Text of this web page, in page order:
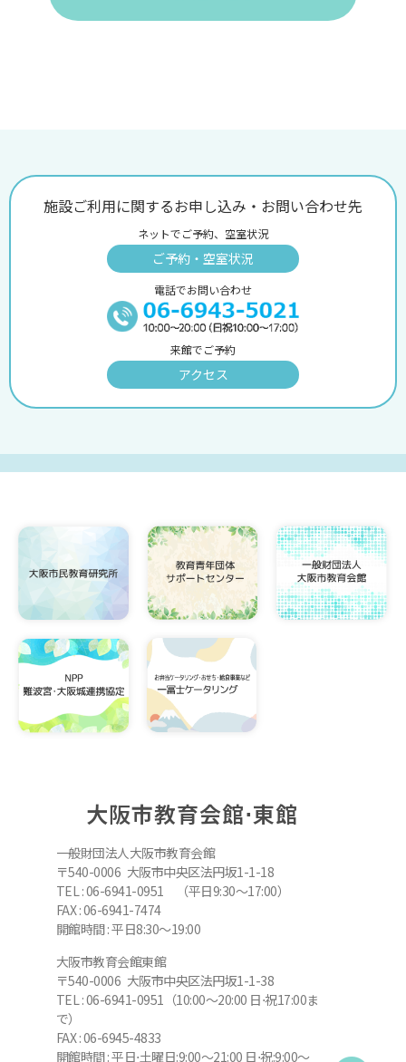
施設ご利用に関するお申し込み・お問い合わせ先
ネットでご予約、空室状況
ご予約・空室状況
電話でお問い合わせ
来館でご予約
アクセス
大阪市教育会館⋅東館
一般財団法人大阪市教育会館
〒540-0006 大阪市中央区法円坂1-1-18
TEL : 06-6941-0951 （平日9:30～17:00）
FAX : 06-6941-7474
開館時間 : 平日8:30～19:00
大阪市教育会館東館
〒540-0006 大阪市中央区法円坂1-1-38
TEL : 06-6941-0951（10:00～20:00 日⋅祝17:00ま
で）
FAX : 06-6945-4833
開館時間 : 平日⋅土曜日:9:00～21:00 日⋅祝:9:00～